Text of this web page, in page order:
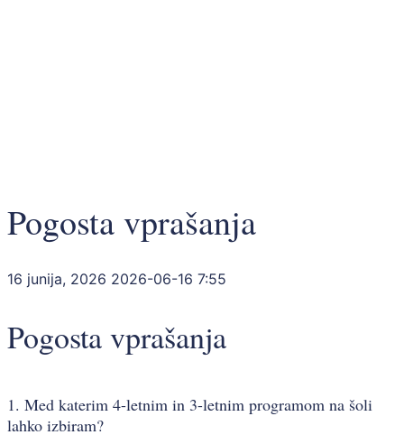
Pogosta vprašanja
16 junija, 2026 2026-06-16 7:55
Pogosta vprašanja
1. Med katerim 4-letnim in 3-letnim programom na šoli
lahko izbiram?